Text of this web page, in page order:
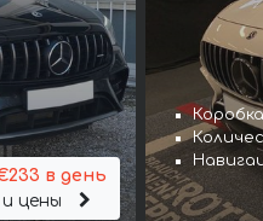
в день
цены